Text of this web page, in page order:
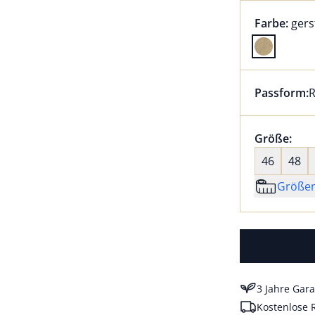
Farbe:
Farbe
Dieser
Passform:
Größe:
46
48
3 Jahre
Kostenlose